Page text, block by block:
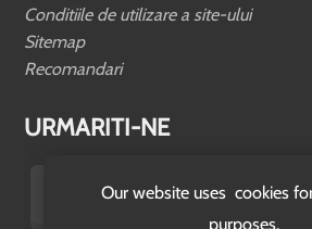
Our website uses cookies
purposes.
Conditiile de utilizare a site-ului
Sitemap
Recomandari
URMARITI-NE